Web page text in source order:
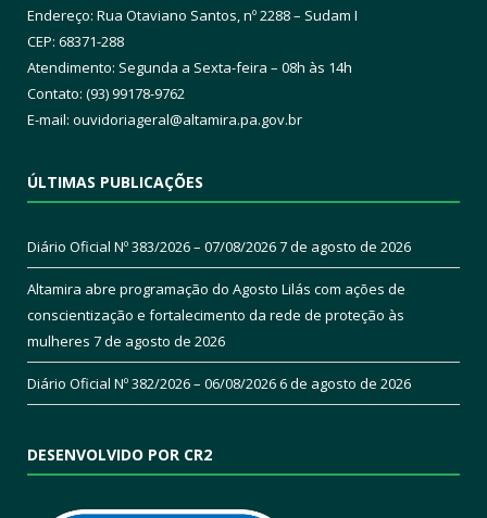
Endereço: Rua Otaviano Santos, nº 2288 – Sudam I
CEP: 68371-288
Atendimento: Segunda a Sexta-feira – 08h às 14h
Contato: (93) 99178-9762
E-mail: ouvidoriageral@altamira.pa.gov.br
ÚLTIMAS PUBLICAÇÕES
Diário Oficial Nº 383/2026 – 07/08/20267 de agosto de 2026
Altamira abre programação do Agosto Lilás com ações de
conscientização e fortalecimento da rede de proteção às
mulheres 7 de agosto de 2026
Diário Oficial Nº 382/2026 – 06/08/20266 de agosto de 2026
DESENVOLVIDO POR CR2